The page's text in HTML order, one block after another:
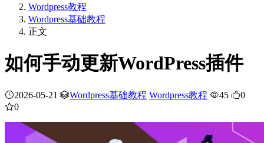
Wordpress教程
Wordpress基础教程
正文
如何手动更新WordPress插件
2026-05-21 Wordpress基础教程 Wordpress教程 45
0
0